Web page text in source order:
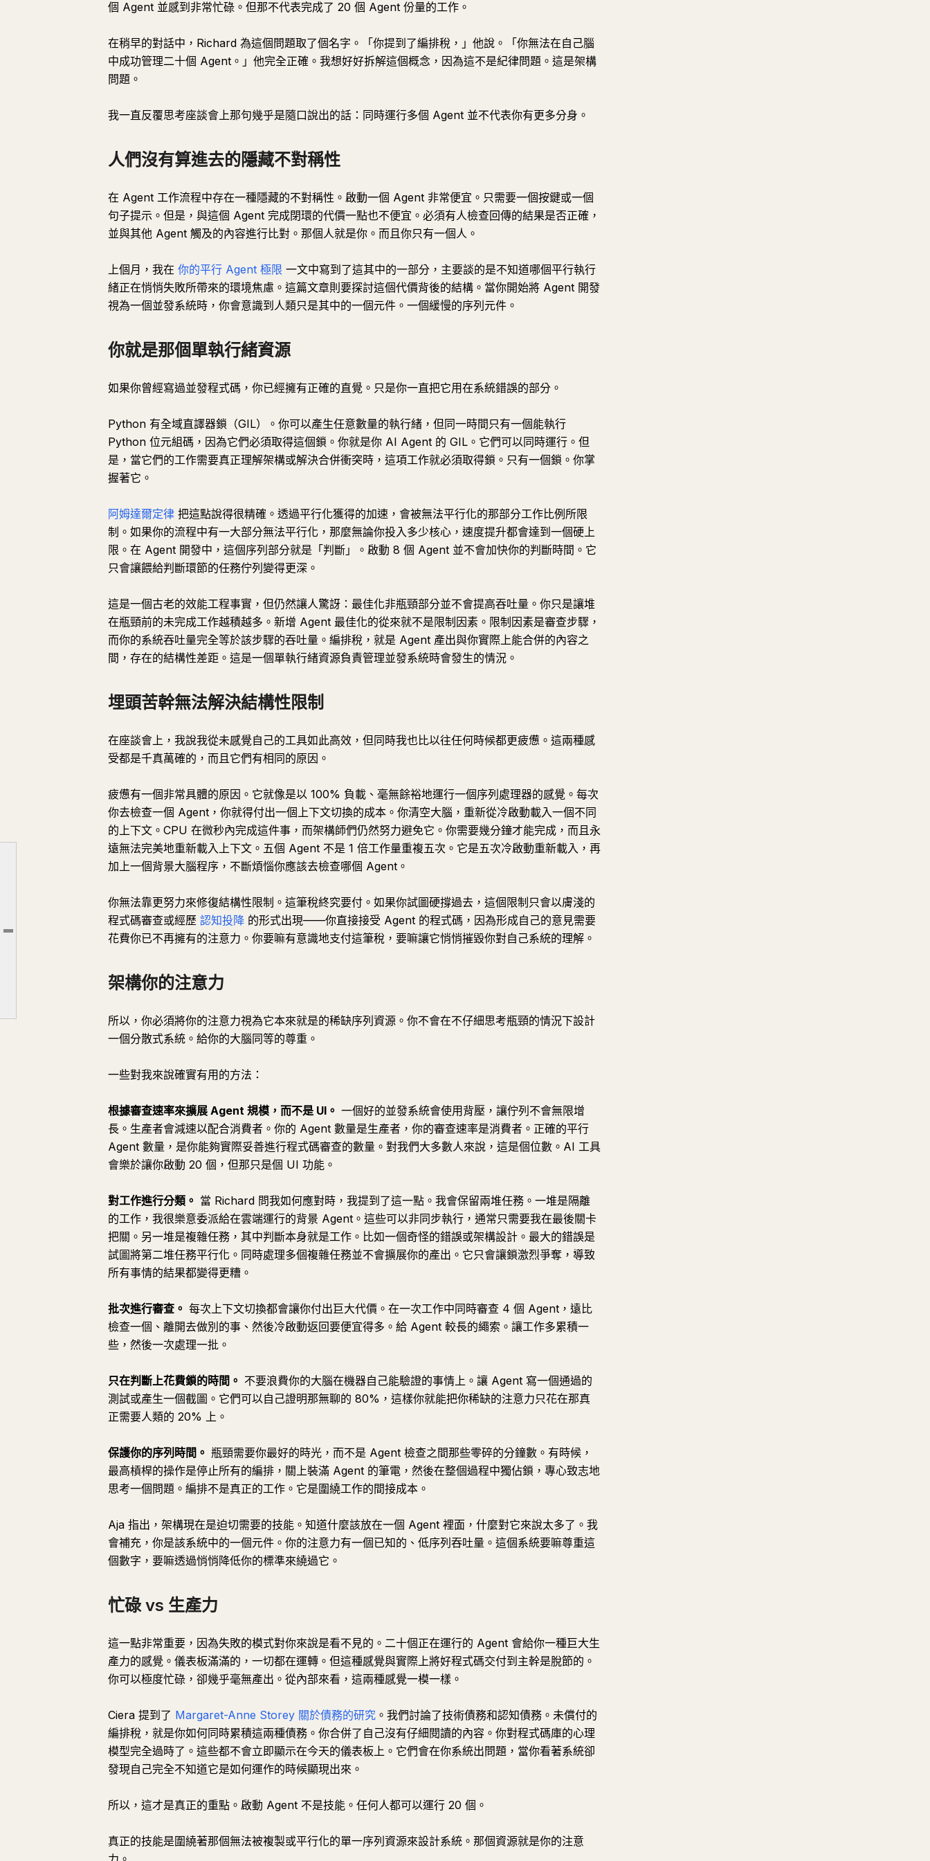
你就是那個單執行緒資源
埋頭苦幹無法解決結構性限制
個 Agent 並感到非常忙碌。但那不代表完成了 20 個 Agent 份量的工作。
在稍早的對話中，Richard 為這個問題取了個名字。「你提到了編排稅，」他說。「你無法在自己腦
中成功管理二十個 Agent。」他完全正確。我想好好拆解這個概念，因為這不是紀律問題。這是架構
問題。
我一直反覆思考座談會上那句幾乎是隨口說出的話：同時運行多個 Agent 並不代表你有更多分身。
人們沒有算進去的隱藏不對稱性
在 Agent 工作流程中存在一種隱藏的不對稱性。啟動一個 Agent 非常便宜。只需要一個按鍵或一個
句子提示。但是，與這個 Agent 完成閉環的代價一點也不便宜。必須有人檢查回傳的結果是否正確，
並與其他 Agent 觸及的內容進行比對。那個人就是你。而且你只有一個人。
上個月，我在 你的平行 Agent 極限 一文中寫到了這其中的一部分，主要談的是不知道哪個平行執行
緒正在悄悄失敗所帶來的環境焦慮。這篇文章則要探討這個代價背後的結構。當你開始將 Agent 開發
視為一個並發系統時，你會意識到人類只是其中的一個元件。一個緩慢的序列元件。
你就是那個單執行緒資源
如果你曾經寫過並發程式碼，你已經擁有正確的直覺。只是你一直把它用在系統錯誤的部分。
Python 有全域直譯器鎖（GIL）。你可以產生任意數量的執行緒，但同一時間只有一個能執行
Python 位元組碼，因為它們必須取得這個鎖。你就是你 AI Agent 的 GIL。它們可以同時運行。但
是，當它們的工作需要真正理解架構或解決合併衝突時，這項工作就必須取得鎖。只有一個鎖。你掌
握著它。
阿姆達爾定律 把這點說得很精確。透過平行化獲得的加速，會被無法平行化的那部分工作比例所限
制。如果你的流程中有一大部分無法平行化，那麼無論你投入多少核心，速度提升都會達到一個硬上
限。在 Agent 開發中，這個序列部分就是「判斷」。啟動 8 個 Agent 並不會加快你的判斷時間。它
只會讓餵給判斷環節的任務佇列變得更深。
這是一個古老的效能工程事實，但仍然讓人驚訝：最佳化非瓶頸部分並不會提高吞吐量。你只是讓堆
在瓶頸前的未完成工作越積越多。新增 Agent 最佳化的從來就不是限制因素。限制因素是審查步驟，
而你的系統吞吐量完全等於該步驟的吞吐量。編排稅，就是 Agent 產出與你實際上能合併的內容之
間，存在的結構性差距。這是一個單執行緒資源負責管理並發系統時會發生的情況。
埋頭苦幹無法解決結構性限制
在座談會上，我說我從未感覺自己的工具如此高效，但同時我也比以往任何時候都更疲憊。這兩種感
受都是千真萬確的，而且它們有相同的原因。
疲憊有一個非常具體的原因。它就像是以 100% 負載、毫無餘裕地運行一個序列處理器的感覺。每次
你去檢查一個 Agent，你就得付出一個上下文切換的成本。你清空大腦，重新從冷啟動載入一個不同
的上下文。CPU 在微秒內完成這件事，而架構師們仍然努力避免它。你需要幾分鐘才能完成，而且永
遠無法完美地重新載入上下文。五個 Agent 不是 1 倍工作量重複五次。它是五次冷啟動重新載入，再
加上一個背景大腦程序，不斷煩惱你應該去檢查哪個 Agent。
你無法靠更努力來修復結構性限制。這筆稅終究要付。如果你試圖硬撐過去，這個限制只會以膚淺的
程式碼審查或經歷 認知投降 的形式出現——你直接接受 Agent 的程式碼，因為形成自己的意見需要
花費你已不再擁有的注意力。你要嘛有意識地支付這筆稅，要嘛讓它悄悄摧毀你對自己系統的理解。
架構你的注意力
所以，你必須將你的注意力視為它本來就是的稀缺序列資源。你不會在不仔細思考瓶頸的情況下設計
一個分散式系統。給你的大腦同等的尊重。
一些對我來說確實有用的方法：
根據審查速率來擴展 Agent 規模，而不是 UI。 一個好的並發系統會使用背壓，讓佇列不會無限增
長。生產者會減速以配合消費者。你的 Agent 數量是生產者，你的審查速率是消費者。正確的平行
Agent 數量，是你能夠實際妥善進行程式碼審查的數量。對我們大多數人來說，這是個位數。AI 工具
會樂於讓你啟動 20 個，但那只是個 UI 功能。
對工作進行分類。 當 Richard 問我如何應對時，我提到了這一點。我會保留兩堆任務。一堆是隔離
的工作，我很樂意委派給在雲端運行的背景 Agent。這些可以非同步執行，通常只需要我在最後關卡
把關。另一堆是複雜任務，其中判斷本身就是工作。比如一個奇怪的錯誤或架構設計。最大的錯誤是
試圖將第二堆任務平行化。同時處理多個複雜任務並不會擴展你的產出。它只會讓鎖激烈爭奪，導致
所有事情的結果都變得更糟。
批次進行審查。 每次上下文切換都會讓你付出巨大代價。在一次工作中同時審查 4 個 Agent，遠比
檢查一個、離開去做別的事、然後冷啟動返回要便宜得多。給 Agent 較長的繩索。讓工作多累積一
些，然後一次處理一批。
只在判斷上花費鎖的時間。 不要浪費你的大腦在機器自己能驗證的事情上。讓 Agent 寫一個通過的
測試或產生一個截圖。它們可以自己證明那無聊的 80%，這樣你就能把你稀缺的注意力只花在那真
正需要人類的 20% 上。
保護你的序列時間。 瓶頸需要你最好的時光，而不是 Agent 檢查之間那些零碎的分鐘數。有時候，
最高槓桿的操作是停止所有的編排，關上裝滿 Agent 的筆電，然後在整個過程中獨佔鎖，專心致志地
思考一個問題。編排不是真正的工作。它是圍繞工作的間接成本。
Aja 指出，架構現在是迫切需要的技能。知道什麼該放在一個 Agent 裡面，什麼對它來說太多了。我
會補充，你是該系統中的一個元件。你的注意力有一個已知的、低序列吞吐量。這個系統要嘛尊重這
個數字，要嘛透過悄悄降低你的標準來繞過它。
忙碌 vs 生產力
這一點非常重要，因為失敗的模式對你來說是看不見的。二十個正在運行的 Agent 會給你一種巨大生
產力的感覺。儀表板滿滿的，一切都在運轉。但這種感覺與實際上將好程式碼交付到主幹是脫節的。
你可以極度忙碌，卻幾乎毫無產出。從內部來看，這兩種感覺一模一樣。
Ciera 提到了 Margaret-Anne Storey 關於債務的研究 。我們討論了技術債務和認知債務。未償付的
編排稅，就是你如何同時累積這兩種債務。你合併了自己沒有仔細閱讀的內容。你對程式碼庫的心理
模型完全過時了。這些都不會立即顯示在今天的儀表板上。它們會在你系統出問題，當你看著系統卻
發現自己完全不知道它是如何運作的時候顯現出來。
所以，這才是真正的重點。啟動 Agent 不是技能。任何人都可以運行 20 個。
真正的技能是圍繞著那個無法被複製或平行化的單一序列資源來設計系統。那個資源就是你的注意